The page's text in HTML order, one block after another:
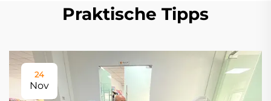
Praktische Tipps
24
Nov